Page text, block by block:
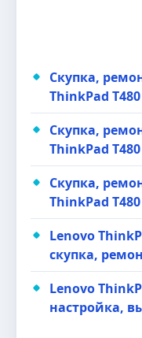
Скупка,
ThinkPad
Скупка,
ThinkPad
Скупка,
ThinkPad
Lenovo
скупка,
Lenovo
настройка,